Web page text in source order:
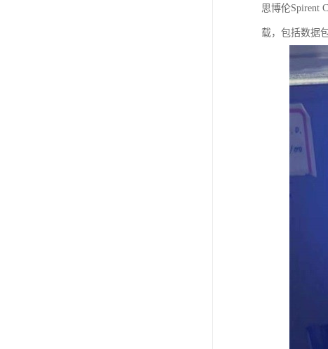
思博伦Spirent
载，包括数据